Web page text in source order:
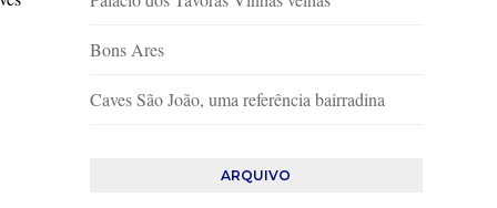
Bons Ares
Caves São João, uma referência bairradina
ARQUIVO